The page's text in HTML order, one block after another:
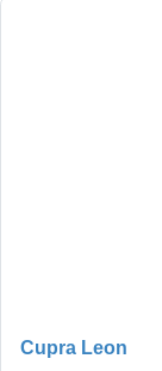
Cupra Leon